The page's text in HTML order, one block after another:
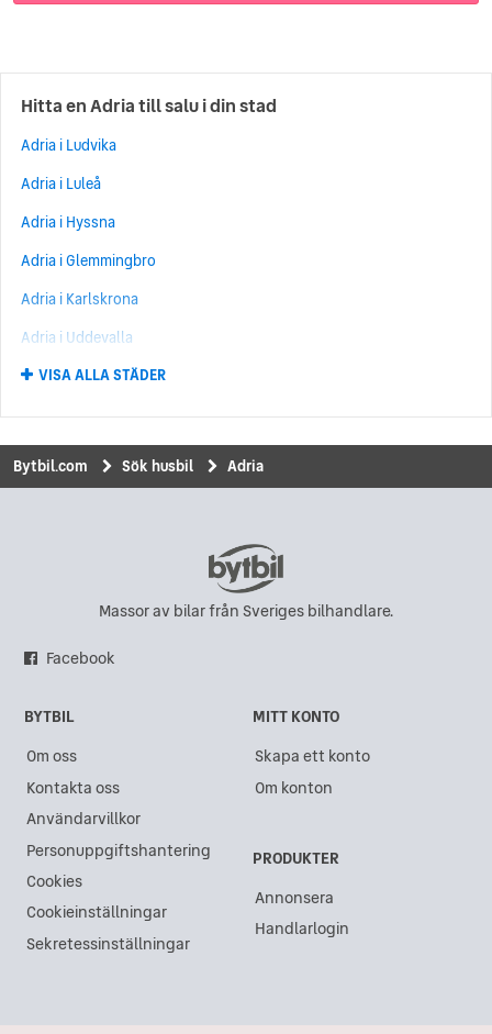
Hitta en Adria till salu i din stad
Adria i Ludvika
Adria i Luleå
Adria i Hyssna
Adria i Glemmingbro
Adria i Karlskrona
Adria i Uddevalla
Adria i Karlstad
Adria i Munkedal
Adria i Borlänge
Adria i Visby
Adria i Boden
Adria i Borås
Adria i Sollentuna
Adria i Sundsvall
Adria i Värnamo
Adria i Fritsla
VISA ALLA STÄDER
Bytbil.com Sök husbil Adria
Massor av bilar från Sveriges bilhandlare.
Facebook
BYTBIL
Om oss
Kontakta oss
Användarvillkor
Personuppgiftshantering
Cookies
Cookieinställningar
Sekretessinställningar
MITT KONTO
Skapa ett konto
Om konton
PRODUKTER
Annonsera
Handlarlogin